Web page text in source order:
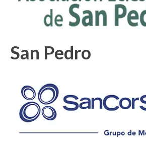
San Pedro